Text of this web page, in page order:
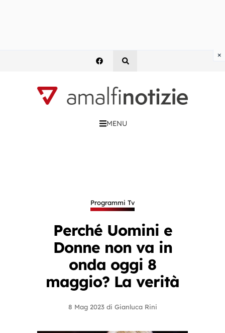
MENU
Programmi Tv
Perché Uomini e
Donne non va in
onda oggi 8
maggio? La verità
8 Mag 2023 di Gianluca Rini
×